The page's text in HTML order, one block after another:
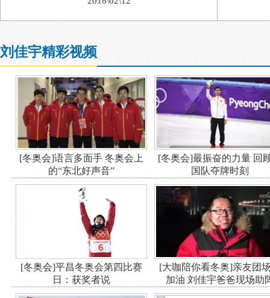
刘佳宇精彩视频
[冬奥会]语言多面手 冬奥会上
的“东北好声音”
[冬奥会]最振奋的力量 回
国队夺牌时刻
[冬奥会]平昌冬奥会第四比赛
日：获奖者说
[大咖陪你看冬奥]亲友团
加油 刘佳宇爸爸现场助